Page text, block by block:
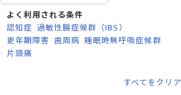
よく利用される条件
認知症 過敏性腸症候群（IBS）
更年期障害 歯周病 睡眠時無呼吸症候群
片頭痛
すべてをクリア